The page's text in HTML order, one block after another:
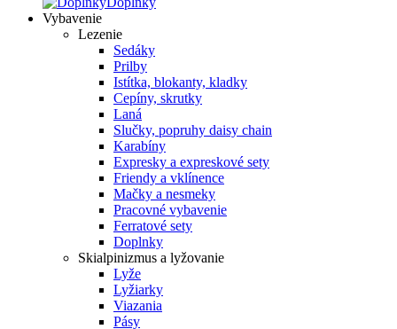
Vybavenie
Lezenie
Sedáky
Prilby
Istítka, blokanty, kladky
Cepíny, skrutky
Laná
Slučky, popruhy daisy chain
Karabíny
Expresky a expreskové sety
Friendy a vklínence
Mačky a nesmeky
Pracovné vybavenie
Ferratové sety
Doplnky
Skialpinizmus a lyžovanie
Lyže
Lyžiarky
Viazania
Pásy